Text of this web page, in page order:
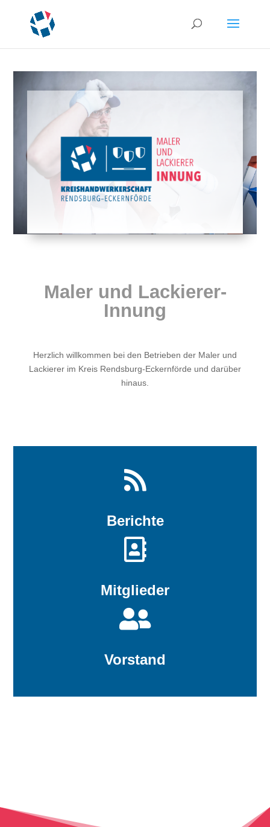
Maler und Lackierer-
Innung
Herzlich willkommen bei den Betrieben der Maler und
Lackierer im Kreis Rendsburg-Eckernförde und darüber
hinaus.

Berichte

Mitglieder

Vorstand